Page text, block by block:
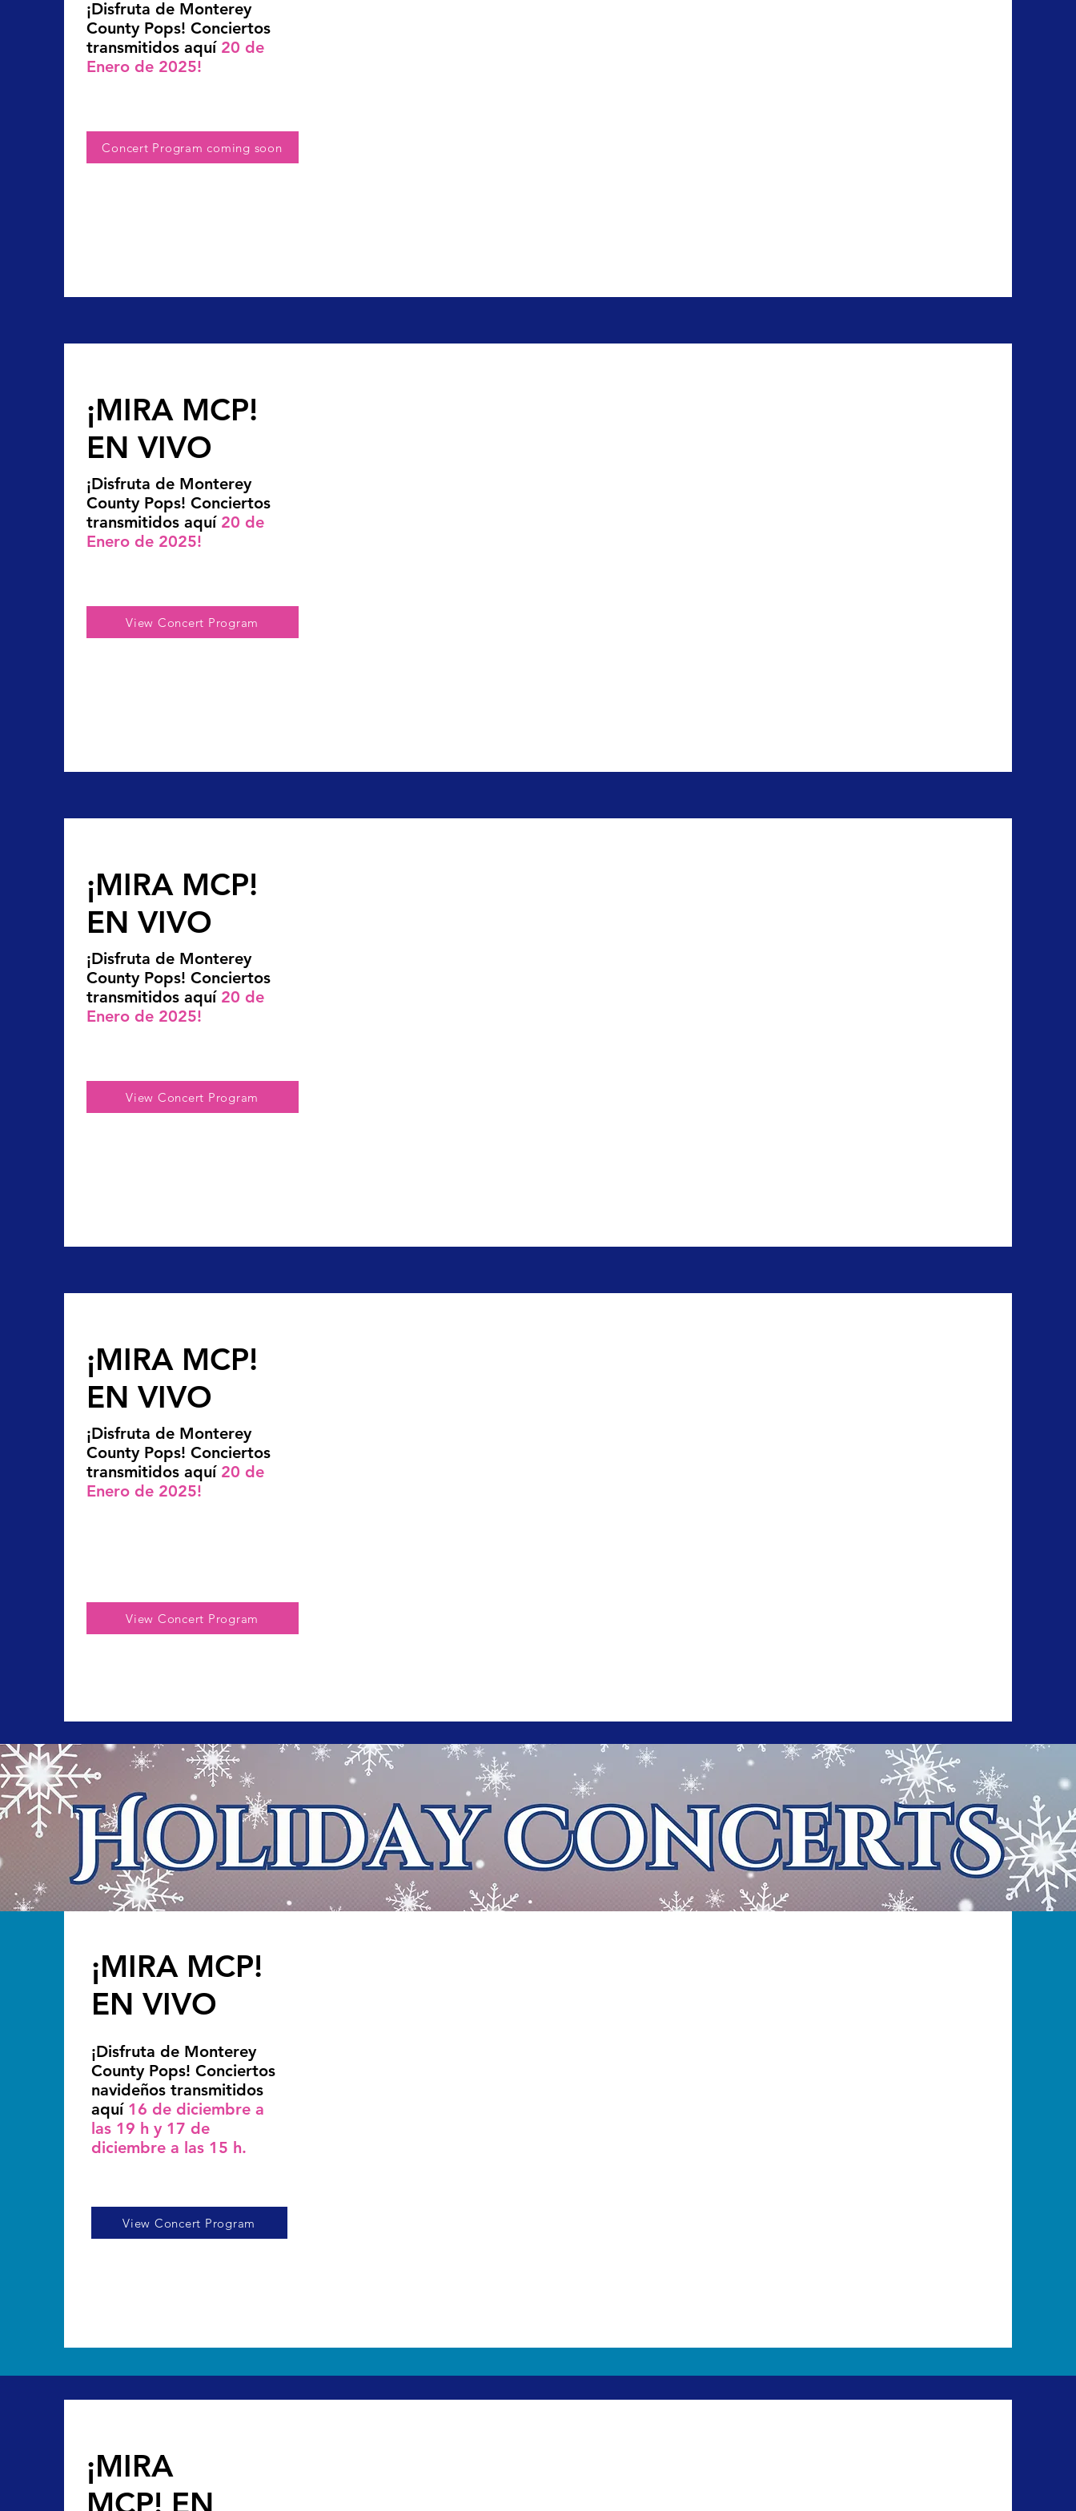
¡Disfruta de Monterey
County Pops! Conciertos
transmitidos aquí 20 de
Enero de 2025!
Concert Program coming soon
¡MIRA MCP!
EN VIVO
¡Disfruta de Monterey
County Pops! Conciertos
transmitidos aquí 20 de
Enero de 2025!
View Concert Program
¡MIRA MCP!
EN VIVO
¡Disfruta de Monterey
County Pops! Conciertos
transmitidos aquí 20 de
Enero de 2025!
View Concert Program
¡MIRA MCP!
EN VIVO
¡Disfruta de Monterey
County Pops! Conciertos
transmitidos aquí 20 de
Enero de 2025!
View Concert Program
¡MIRA MCP!
EN VIVO
¡Disfruta de Monterey
County Pops! Conciertos
navideños transmitidos
aquí 16 de diciembre a
las 19 h y 17 de
diciembre a las 15 h.
View Concert Program
¡MIRA
MCP! EN